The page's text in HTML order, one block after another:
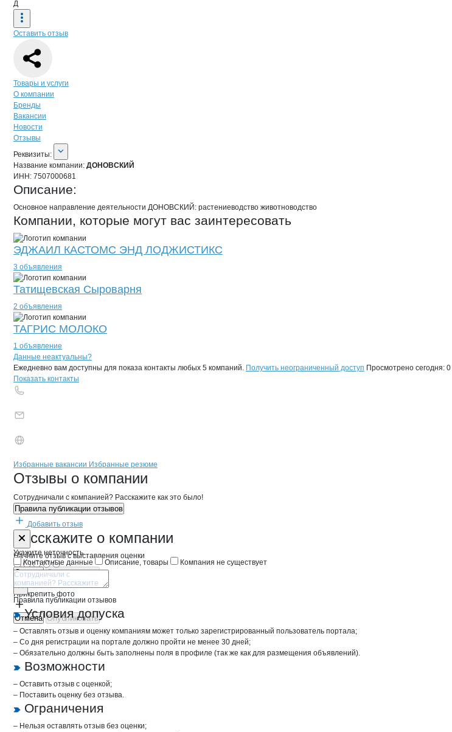
Д
Оставить отзыв
Навигация по странице
Товары и услуги
О компании
Бренды
Вакансии
Новости
Отзывы
О компании
Реквизиты
Реквизиты:
Название компании: ДОНОВСКИЙ
ИНН: 7507000681
Описание:
Основное направление деятельности ДОНОВСКИЙ: растениеводство животноводство
Компании, которые могут вас заинтересовать
ЭДЖАИЛ КАСТОМС ЭНД ЛОДЖИСТИКС
3 объявления
Татищевская Сыроварня
2 объявления
ТАГРИС МОЛОКО
1 объявление
Контактыкомпании
+7(800)000-00-..
Данные неактуальны?
Ежедневно вам доступны для показа контакты любых 5 компаний. Получить неограниченный доступ Просмотрено сегодня: 0
Показать контакты
Брендыкомпани ДОНОВСКИЙ
Вакансии вДОНОВСКИЙ
Избранные вакансии Избранные резюме
Новости oДОНОВСКИЙ, ИП
Отзывы о компании
Сотрудничали с компанией? Расскажите как это было!
Правила публикации отзывов
Добавить отзыв
Расскажите о компании
Начните отзыв с выставления оценки
Прикрепить фото
Отмена Опубликовать
Форма обратной связи о неточностях на странице
Укажите неточность
Контактные данные
Описание, товары Компания не существует
Отмена Опубликовать
Правила публикации отзывов
Условия допуска
– Оставлять отзыв и оценку компаниям может только зарегистрированный пользователь портала;
– Со дня регистрации на портале должно пройти не менее 30 дней;
– Обязательно должны быть заполнены поля в профиле (так же как для размещения объявлений).
Возможности
– Оставить отзыв с оценкой;
– Поставить оценку без отзыва.
Ограничения
– Нельзя оставлять отзыв без оценки;